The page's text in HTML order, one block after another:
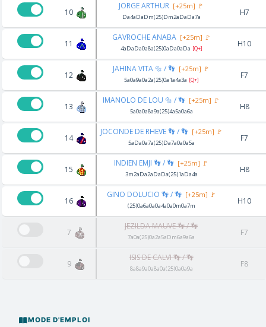
10
JORGE ARTHUR [+25m] 🚩
Da4aDaDm(25)Dm2aDaDa7a H7
11
GAVROCHE ANABA [+25m] 🚩
4aDaDa0a8a(25)0aDa0aDa [Q+] H10
12
JAHINA VITA 🔩 / 👣 [+25m] 🚩
5a0a9a0a2a(25)0a1a4a3a [Q+] F7
13
IMANOLO DE LOU 🔩 / 👣 [+25m] 🚩
5a0a0a8a9a(25)4a5a0a6a H8
14
JOCONDE DE RHEVE 👣 / 👣 [+25m] 🚩
5aDa0a7a(25)Da7a0a0a5a F7
15
INDIEN EMJI 👣 / 👣 [+25m] 🚩
3m2aDa2aDaDa(25)1aDa4a H8
16
GINO DOLUCIO 👣 / 👣 [+25m] 🚩
(25)0a6a0a0a4a0a0m0a7m H10
7
JEZILDA MAUVE 👣 / 👣
7a0a(25)0a2a5aDm6a9a6a F7
9
ISIS DE CALVI 👣 / 👣
8a8a9a0a8a0a(25)0a0a9a F8
MODE D'EMPLOI